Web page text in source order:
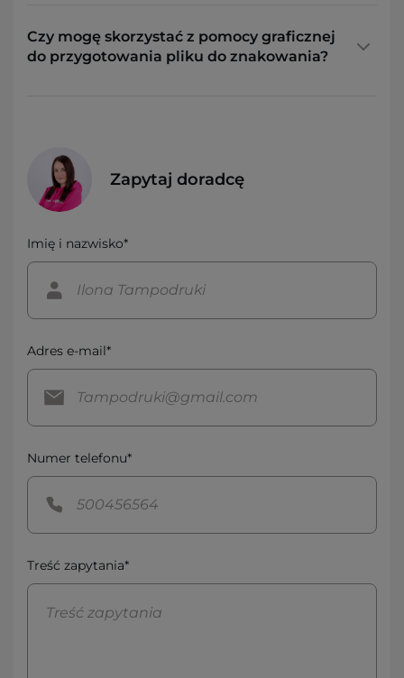
Czy mogę skorzystać z pomocy graficznej
do przygotowania pliku do znakowania?
Zapytaj doradcę
Imię i nazwisko*
Adres e-mail*
Numer telefonu*
Treść zapytania*